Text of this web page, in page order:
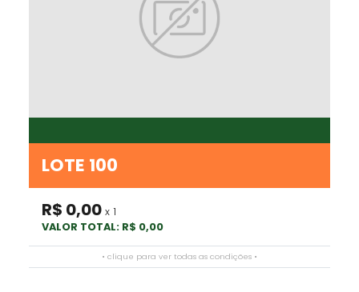
LOTE 100
R$ 0,00 x 1
VALOR TOTAL: R$ 0,00
• clique para ver todas as condições •